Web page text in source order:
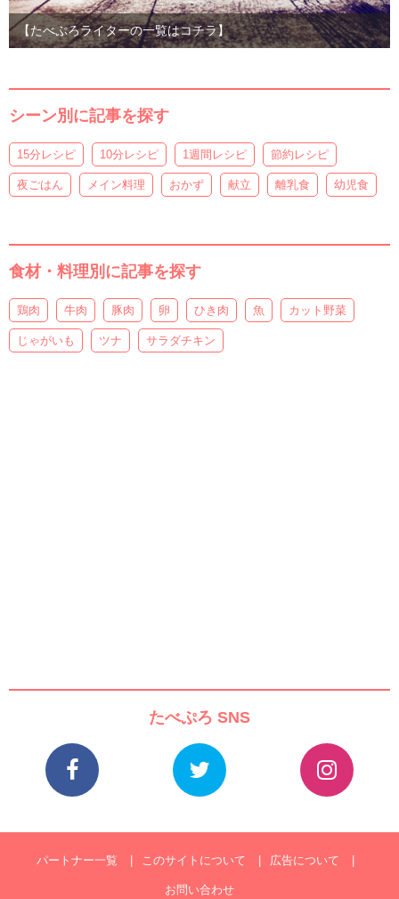
【たべぷろライターの一覧はコチラ】
シーン別に記事を探す
15分レシピ 10分レシピ 1週間レシピ 節約レシピ
夜ごはん メイン料理 おかず 献立 離乳食 幼児食
食材・料理別に記事を探す
鶏肉 牛肉 豚肉 卵 ひき肉 魚 カット野菜
じゃがいも ツナ サラダチキン
たべぷろ SNS
パートナー一覧 このサイトについて 広告について
お問い合わせ